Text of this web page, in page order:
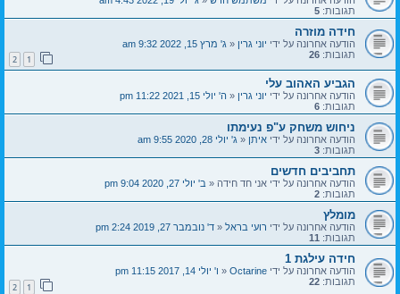
תגובות: 5
חידה מוזרה
הודעה אחרונה על ידי יוני גרין«ג' מרץ 15, 2022 9:32 am
תגובות: 26
2
הגביע האהוב עלי
הודעה אחרונה על ידי יוני גרין«ה' יולי 15, 2021 11:22 pm
תגובות: 6
ניחוש משחק ע"פ נעימתו
הודעה אחרונה על ידי איתן«ג' יולי 28, 2020 9:55 am
תגובות: 3
תחביבים חדשים
הודעה אחרונה על ידי אני חד חידה«ב' יולי 27, 2020 9:04 pm
תגובות: 2
מומלץ
הודעה אחרונה על ידי רועי בראל«ד' נובמבר 27, 2019 2:24 pm
תגובות: 11
חידה עילגת 1
הודעה אחרונה על ידי Octarine
«ו' יולי 14, 2017 11:15 pm
תגובות: 22
2